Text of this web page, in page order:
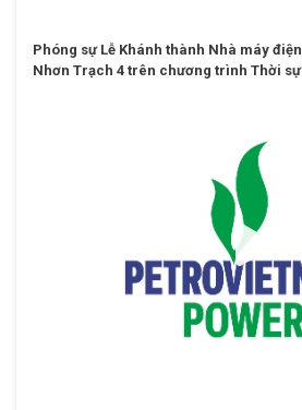
Phóng sự Lễ Khánh thành Nhà máy
Nhơn Trạch 4 trên chương trình Thời sự